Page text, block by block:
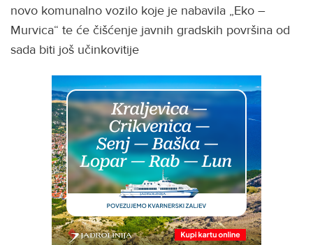
novo komunalno vozilo koje je nabavila „Eko –
Murvica“ te će čišćenje javnih gradskih površina od
sada biti još učinkovitije